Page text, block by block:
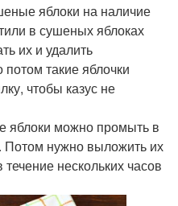
яблоки на наличие
в сушеных яблоках
их и удалить
такие яблочки
чтобы казус не
яблоки можно промыть в
Потом нужно выложить их
нескольких часов